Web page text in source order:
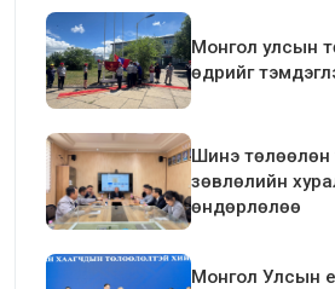
Монгол улсын
өдрийг
Шинэ төлөөлөн
зөвлөлийн
өндөрлөлөө
Монгол Улсын